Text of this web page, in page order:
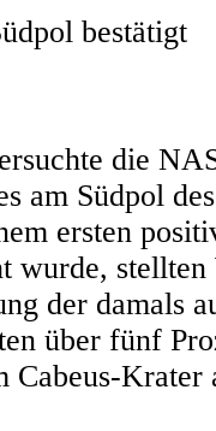
bestätigt
die
am Südpol
ersten
wurde, stellten
der damals
über fünf
Krater